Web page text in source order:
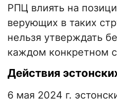
РПЦ влиять на
верующих в таких
нельзя утверждать
каждом конкретном
Действия
6 мая 2024 г.